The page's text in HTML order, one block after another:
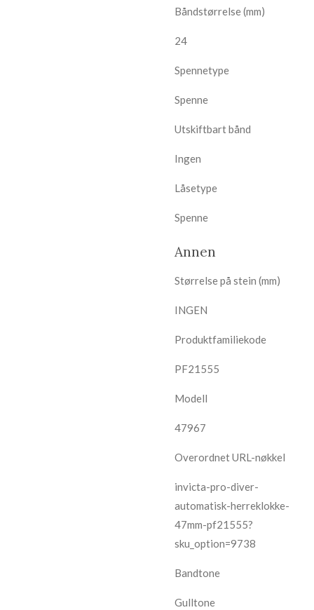
Båndstørrelse (mm)
24
Spennetype
Spenne
Utskiftbart bånd
Ingen
Låsetype
Spenne
Annen
Størrelse på stein (mm)
INGEN
Produktfamiliekode
PF21555
Modell
47967
Overordnet URL-nøkkel
invicta-pro-diver-
automatisk-herreklokke-
47mm-pf21555?
sku_option=9738
Bandtone
Gulltone